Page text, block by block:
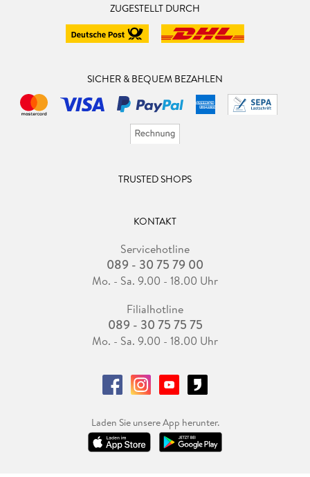
ZUGESTELLT DURCH
SICHER & BEQUEM BEZAHLEN
TRUSTED SHOPS
KONTAKT
Servicehotline
089 - 30 75 79 00
Mo. - Sa. 9.00 - 18.00 Uhr
Filialhotline
089 - 30 75 75 75
Mo. - Sa. 9.00 - 18.00 Uhr
Laden Sie unsere App herunter.